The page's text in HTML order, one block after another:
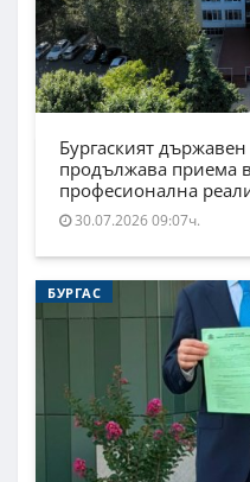
Бургаският
продължава приема
професионална
30.07.2026 09:07ч.
БУРГАС